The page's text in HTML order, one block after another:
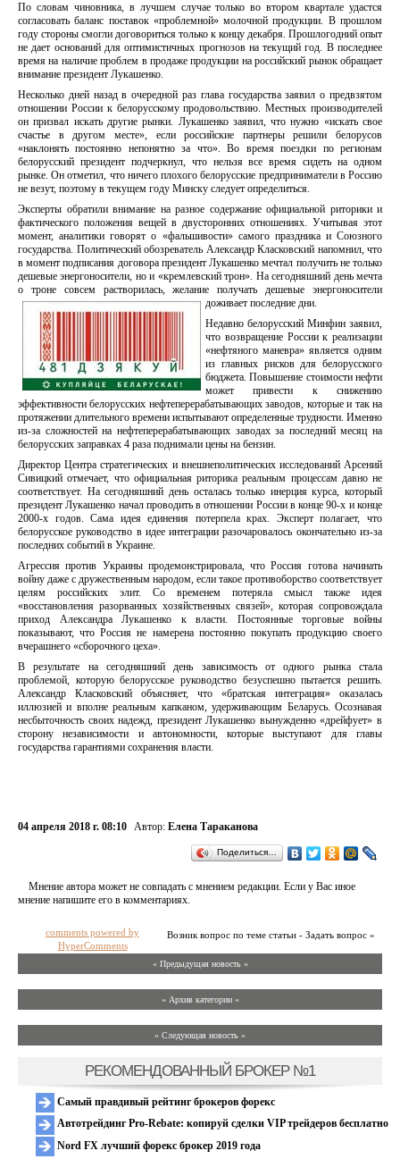
По словам чиновника, в лучшем случае только во втором квартале удастся
согласовать баланс поставок «проблемной» молочной продукции. В прошлом
году стороны смогли договориться только к концу декабря. Прошлогодний опыт
не дает оснований для оптимистичных прогнозов на текущий год. В последнее
время на наличие проблем в продаже продукции на российский рынок обращает
внимание президент Лукашенко.
Несколько дней назад в очередной раз глава государства заявил о предвзятом
отношении России к белорусскому продовольствию. Местных производителей
он призвал искать другие рынки. Лукашенко заявил, что нужно «искать свое
счастье в другом месте», если российские партнеры решили белорусов
«наклонять постоянно непонятно за что». Во время поездки по регионам
белорусский президент подчеркнул, что нельзя все время сидеть на одном
рынке. Он отметил, что ничего плохого белорусские предприниматели в Россию
не везут, поэтому в текущем году Минску следует определиться.
Эксперты обратили внимание на разное содержание официальной риторики и
фактического положения вещей в двусторонних отношениях. Учитывая этот
момент, аналитики говорят о «фальшивости» самого праздника и Союзного
государства. Политический обозреватель Александр Класковский напомнил, что
в момент подписания договора президент Лукашенко мечтал получить не только
дешевые энергоносители, но и «кремлевский трон». На сегодняшний день мечта
о троне совсем растворилась, желание получать дешевые энергоносители
доживает последние дни.
Недавно белорусский Минфин заявил,
что возвращение России к реализации
«нефтяного маневра» является одним
из главных рисков для белорусского
бюджета. Повышение стоимости нефти
может привести к снижению
эффективности белорусских нефтеперерабатывающих заводов, которые и так на
протяжении длительного времени испытывают определенные трудности. Именно
из-за сложностей на нефтеперерабатывающих заводах за последний месяц на
белорусских заправках 4 раза поднимали цены на бензин.
Директор Центра стратегических и внешнеполитических исследований Арсений
Сивицкий отмечает, что официальная риторика реальным процессам давно не
соответствует. На сегодняшний день осталась только инерция курса, который
президент Лукашенко начал проводить в отношении России в конце 90-х и конце
2000-х годов. Сама идея единения потерпела крах. Эксперт полагает, что
белорусское руководство в идее интеграции разочаровалось окончательно из-за
последних событий в Украине.
Агрессия против Украины продемонстрировала, что Россия готова начинать
войну даже с дружественным народом, если такое противоборство соответствует
целям российских элит. Со временем потеряла смысл также идея
«восстановления разорванных хозяйственных связей», которая сопровождала
приход Александра Лукашенко к власти. Постоянные торговые войны
показывают, что Россия не намерена постоянно покупать продукцию своего
вчерашнего «сборочного цеха».
В результате на сегодняшний день зависимость от одного рынка стала
проблемой, которую белорусское руководство безуспешно пытается решить.
Александр Класковский объясняет, что «братская интеграция» оказалась
иллюзией и вполне реальным капканом, удерживающим Беларусь. Осознавая
несбыточность своих надежд, президент Лукашенко вынужденно «дрейфует» в
сторону независимости и автономности, которые выступают для главы
государства гарантиями сохранения власти.
04 апреля 2018 г. 08:10 Автор: Елена Тараканова
Поделиться…
Мнение автора может не совпадать с мнением редакции. Если у Вас иное
мнение напишите его в комментариях.
Возник вопрос по теме статьи - Задать вопрос »
comments powered by
HyperComments
« Предыдущая новость «
» Архив категории «
» Следующая новость »
РЕКОМЕНДОВАННЫЙ БРОКЕР №1
Самый правдивый рейтинг брокеров форекс
Автотрейдинг Pro-Rebate: копируй сделки VIP трейдеров бесплатно
Nord FX лучший форекс брокер 2019 года